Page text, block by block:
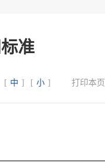
准
[ 中 ] [ 小 ] 打印本页